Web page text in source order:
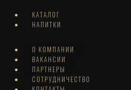
КАТАЛОГ
НАПИТКИ
О КОМПАНИИ
ВАКАНСИИ
ПАРТНЕРЫ
СОТРУДНИЧЕСТВО